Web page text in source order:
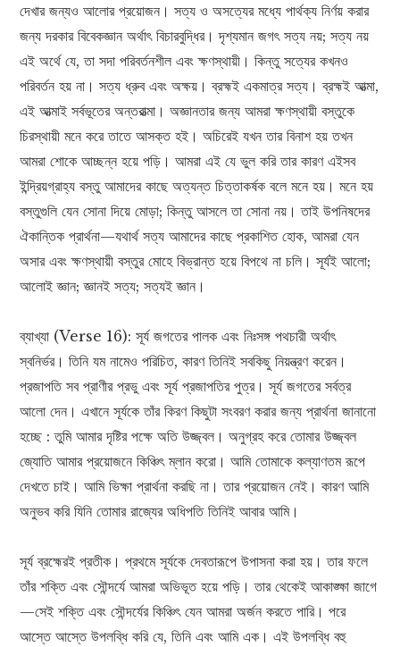
দেখার জন্যও আলোর প্রয়োজন। সত্য ও অসত্যের মধ্যে পার্থক্য নির্ণয় করার
জন্য দরকার বিবেকজ্ঞান অর্থাৎ বিচারবুদ্ধির। দৃশ্যমান জগৎ সত্য নয়; সত্য নয়
এই অর্থে যে, তা সদা পরিবর্তনশীল এবং ক্ষণস্থায়ী। কিন্তু সত্যের কখনও
পরিবর্তন হয় না। সত্য ধ্রুব এবং অক্ষয়। ব্রহ্মই একমাত্র সত্য। ব্রহ্মই আত্মা,
এই আত্মাই সর্বভূতের অন্তরাত্মা। অজ্ঞানতার জন্য আমরা ক্ষণস্থায়ী বস্তুকে
চিরস্থায়ী মনে করে তাতে আসক্ত হই। অচিরেই যখন তার বিনাশ হয় তখন
আমরা শোকে আচ্ছন্ন হয়ে পড়ি। আমরা এই যে ভুল করি তার কারণ এইসব
ইন্দ্রিয়গ্রাহ্য বস্তু আমাদের কাছে অত্যন্ত চিত্তাকর্ষক বলে মনে হয়। মনে হয়
বস্তুগুলি যেন সোনা দিয়ে মোড়া; কিন্তু আসলে তা সোনা নয়। তাই উপনিষদের
ঐকান্তিক প্রার্থনা—যথার্থ সত্য আমাদের কাছে প্রকাশিত হোক, আমরা যেন
অসার এবং ক্ষণস্থায়ী বস্তুর মোহে বিভ্রান্ত হয়ে বিপথে না চলি। সূর্যই আলো;
আলোই জ্ঞান; জ্ঞানই সত্য; সত্যই জ্ঞান।
ব্যাখ্যা (Verse 16): সূর্য জগতের পালক এবং নিঃসঙ্গ পথচারী অর্থাৎ
স্বনির্ভর। তিনি যম নামেও পরিচিত, কারণ তিনিই সবকিছু নিয়ন্ত্রণ করেন।
প্রজাপতি সব প্রাণীর প্রভু এবং সূর্য প্রজাপতির পুত্র। সূর্য জগতের সর্বত্র
আলো দেন। এখানে সূর্যকে তাঁর কিরণ কিছুটা সংবরণ করার জন্য প্রার্থনা জানানো
হচ্ছে : তুমি আমার দৃষ্টির পক্ষে অতি উজ্জ্বল। অনুগ্রহ করে তোমার উজ্জ্বল
জ্যোতি আমার প্রয়োজনে কিঞ্চিৎ ম্লান করো। আমি তোমাকে কল্যাণতম রূপে
দেখতে চাই। আমি ভিক্ষা প্রার্থনা করছি না। তার প্রয়োজন নেই। কারণ আমি
অনুভব করি যিনি তোমার রাজ্যের অধিপতি তিনিই আবার আমি।
সূর্য ব্রহ্মেরই প্রতীক। প্রথমে সূর্যকে দেবতারূপে উপাসনা করা হয়। তার ফলে
তাঁর শক্তি এবং সৌন্দর্যে আমরা অভিভূত হয়ে পড়ি। তার থেকেই আকাঙ্ক্ষা জাগে
—সেই শক্তি এবং সৌন্দর্যের কিঞ্চিৎ যেন আমরা অর্জন করতে পারি। পরে
আস্তে আস্তে উপলব্ধি করি যে, তিনি এবং আমি এক। এই উপলব্ধি বহু